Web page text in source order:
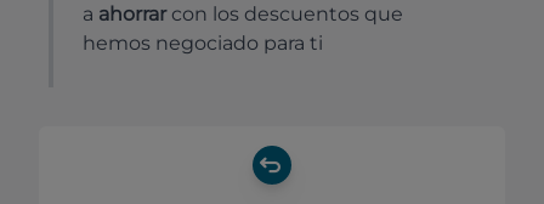
a ahorrar con los descuentos que
hemos negociado para ti